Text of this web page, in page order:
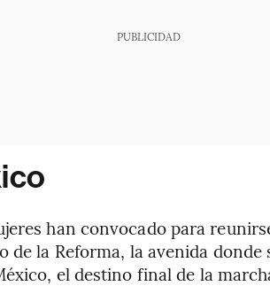
PUBLICIDAD
han convocado para
de la Reforma, la avenida
el destino final de la